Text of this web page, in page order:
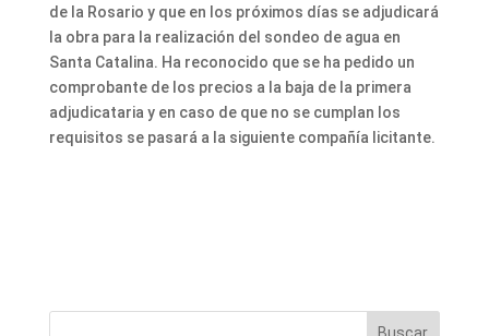
de la Rosario y que en los próximos días se adjudicará
la obra para la realización del sondeo de agua en
Santa Catalina. Ha reconocido que se ha pedido un
comprobante de los precios a la baja de la primera
adjudicataria y en caso de que no se cumplan los
requisitos se pasará a la siguiente compañía licitante.